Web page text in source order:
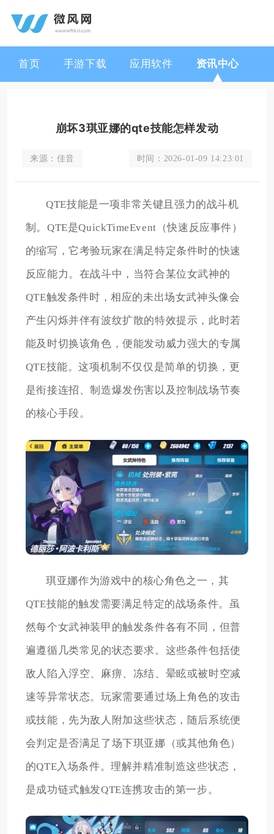
首页 手游下载 应用软件 资讯中心
崩坏3琪亚娜的qte技能怎样发动
来源： 佳音 时间： 2026-01-09 14:23:01
QTE技能是一项非常关键且强力的战斗机
制。QTE是QuickTimeEvent（快速反应事件）
的缩写，它考验玩家在满足特定条件时的快速
反应能力。在战斗中，当符合某位女武神的
QTE触发条件时，相应的未出场女武神头像会
产生闪烁并伴有波纹扩散的特效提示，此时若
能及时切换该角色，便能发动威力强大的专属
QTE技能。这项机制不仅仅是简单的切换，更
是衔接连招、制造爆发伤害以及控制战场节奏
的核心手段。
琪亚娜作为游戏中的核心角色之一，其
QTE技能的触发需要满足特定的战场条件。虽
然每个女武神装甲的触发条件各有不同，但普
遍遵循几类常见的状态要求。这些条件包括使
敌人陷入浮空、麻痹、冻结、晕眩或被时空减
速等异常状态。玩家需要通过场上角色的攻击
或技能，先为敌人附加这些状态，随后系统便
会判定是否满足了场下琪亚娜（或其他角色）
的QTE入场条件。理解并精准制造这些状态，
是成功链式触发QTE连携攻击的第一步。